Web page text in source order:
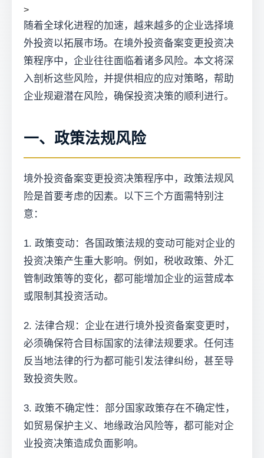
>
随着全球化进程的加速，越来越多的企业选择境
外投资以拓展市场。在境外投资备案变更投资决
策程序中，企业往往面临着诸多风险。本文将深
入剖析这些风险，并提供相应的应对策略，帮助
企业规避潜在风险，确保投资决策的顺利进行。
一、政策法规风险
境外投资备案变更投资决策程序中，政策法规风
险是首要考虑的因素。以下三个方面需特别注
意：
1. 政策变动：各国政策法规的变动可能对企业的
投资决策产生重大影响。例如，税收政策、外汇
管制政策等的变化，都可能增加企业的运营成本
或限制其投资活动。
2. 法律合规：企业在进行境外投资备案变更时，
必须确保符合目标国家的法律法规要求。任何违
反当地法律的行为都可能引发法律纠纷，甚至导
致投资失败。
3. 政策不确定性：部分国家政策存在不确定性，
如贸易保护主义、地缘政治风险等，都可能对企
业投资决策造成负面影响。